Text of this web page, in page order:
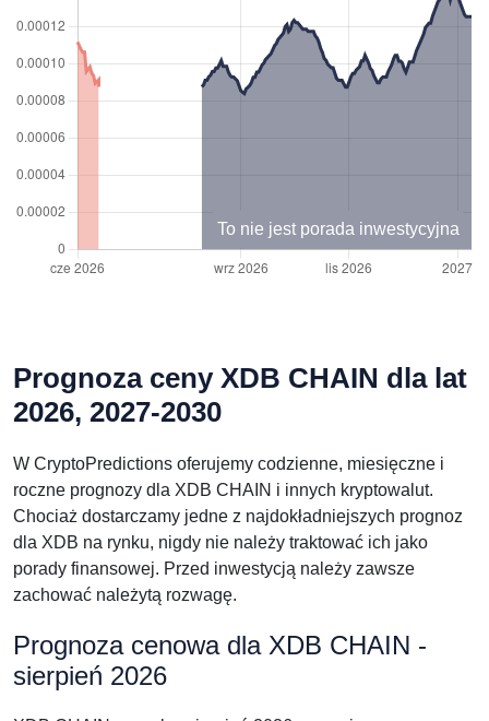
To nie jest porada inwestycyjna
Prognoza ceny XDB CHAIN dla lat
2026, 2027-2030
W CryptoPredictions oferujemy codzienne, miesięczne i
roczne prognozy dla XDB CHAIN i innych kryptowalut.
Chociaż dostarczamy jedne z najdokładniejszych prognoz
dla XDB na rynku, nigdy nie należy traktować ich jako
porady finansowej. Przed inwestycją należy zawsze
zachować należytą rozwagę.
Prognoza cenowa dla XDB CHAIN -
sierpień 2026